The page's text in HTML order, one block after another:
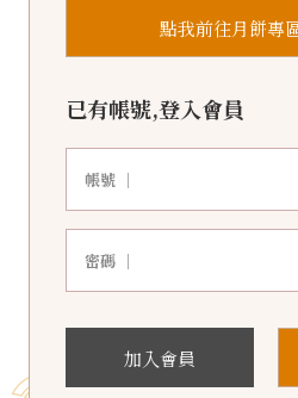
點我前往月餅專
已有帳號,登入會員
帳號 ｜
密碼 ｜
加入會員